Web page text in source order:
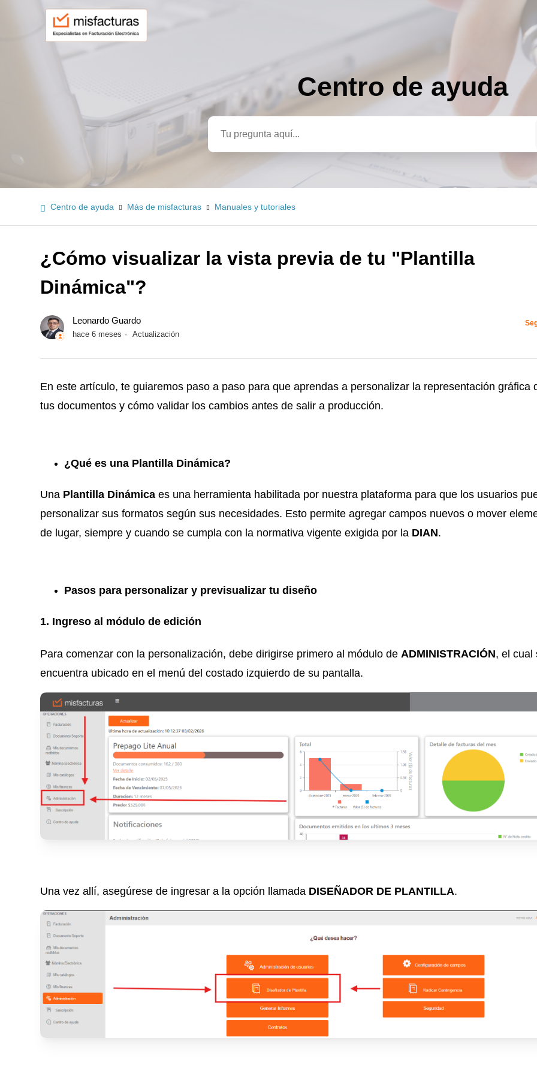
Centro de ayuda
Centro de ayuda Más de misfacturas Manuales y tutoriales
¿Cómo visualizar la vista previa de tu "Plantilla
Dinámica"?
Leonardo Guardo
hace 6 meses Actualización
En este artículo, te guiaremos paso a paso para que aprendas a personalizar la representación gráfica
tus documentos y cómo validar los cambios antes de salir a producción.
¿Qué es una Plantilla Dinámica?
Una Plantilla Dinámica es una herramienta habilitada por nuestra plataforma para que los usuarios
personalizar sus formatos según sus necesidades. Esto permite agregar campos nuevos o mover
de lugar, siempre y cuando se cumpla con la normativa vigente exigida por la DIAN.
Pasos para personalizar y previsualizar tu diseño
1. Ingreso al módulo de edición
Para comenzar con la personalización, debe dirigirse primero al módulo de ADMINISTRACIÓN, el cual
encuentra ubicado en el menú del costado izquierdo de su pantalla.
Una vez allí, asegúrese de ingresar a la opción llamada DISEÑADOR DE PLANTILLA.